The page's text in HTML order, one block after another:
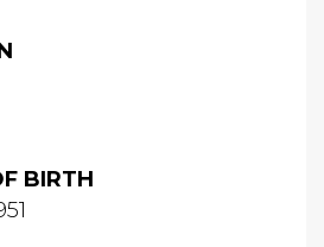
BIRTH